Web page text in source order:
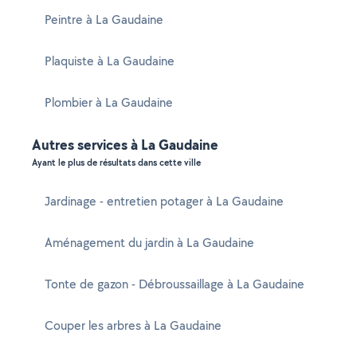
Peintre à La Gaudaine
Plaquiste à La Gaudaine
Plombier à La Gaudaine
Autres services à La Gaudaine
Ayant le plus de résultats dans cette ville
Jardinage - entretien potager à La Gaudaine
Aménagement du jardin à La Gaudaine
Tonte de gazon - Débroussaillage à La Gaudaine
Couper les arbres à La Gaudaine